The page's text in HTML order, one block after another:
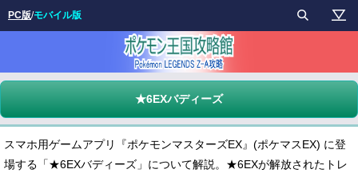
★6EXバディーズ
スマホ用ゲームアプリ『ポケモンマスターズEX』(ポケマスEX) に登
場する「★6EXバディーズ」について解説。★6EXが解放されたトレ
PC版/モバイル版